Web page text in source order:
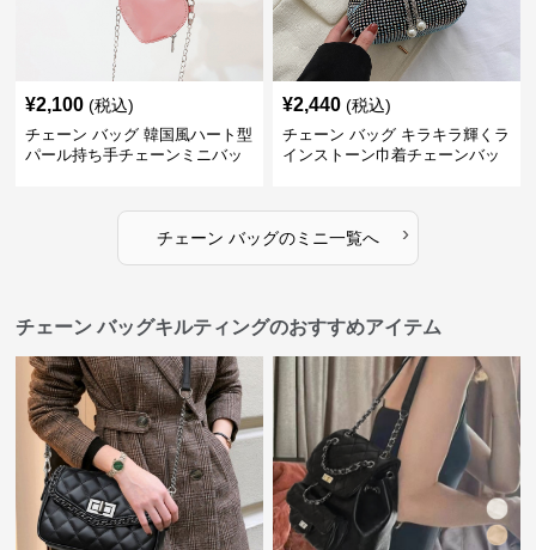
¥2,100 (税込)
チェーン バッグ 韓国風ハート型
パール持ち手チェーンミニバッ
¥2,440 (税込)
チェーン バッグ キラキラ輝くラ
インストーン巾着チェーンバッ
チェーン バッグのミニ一覧へ ›
チェーン バッグキルティングのおすすめアイテム